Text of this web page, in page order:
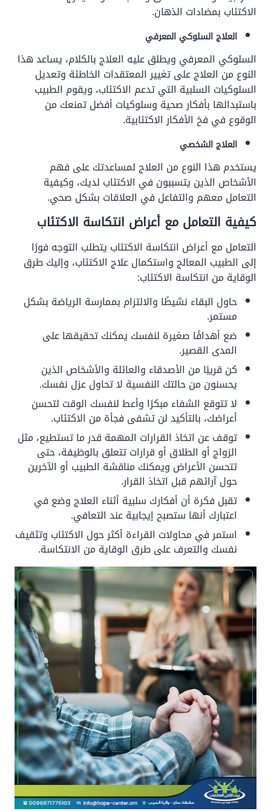
الاكتئاب بمضادات الذهان.
العلاج السلوكي المعرفي
السلوكي المعرفي ويطلق عليه العلاج بالكلام، يساعد هذا
النوع من العلاج على تغيير المعتقدات الخاطئة وتعديل
السلوكيات السلبية التي تدعم الاكتئاب، ويقوم الطبيب
باستبدالها بأفكار صحية وسلوكيات أفضل تمنعك من
الوقوع في فخ الأفكار الاكتئابية.
العلاج الشخصي
يستخدم هذا النوع من العلاج لمساعدتك على فهم
الأشخاص الذين يتسببون في الاكتئاب لديك، وكيفية
التعامل معهم والتفاعل في العلاقات بشكل صحي.
كيفية التعامل مع أعراض انتكاسة الاكتئاب
التعامل مع أعراض انتكاسة الاكتئاب يتطلب التوجه فورًا
إلى الطبيب المعالج واستكمال علاج الاكتئاب، وإليك طرق
الوقاية من انتكاسة الاكتئاب:
حاول البقاء نشيطًا والالتزام بممارسة الرياضة بشكل
مستمر.
ضع أهدافًا صغيرة لنفسك يمكنك تحقيقها على
المدى القصير.
كن قريبًا من الأصدقاء والعائلة والأشخاص الذين
يحسنون من حالتك النفسية لا تحاول عزل نفسك.
لا تتوقع الشفاء مبكرًا وأعط لنفسك الوقت لتحسن
أعراضك، بالتأكيد لن تشفى فجأة من الاكتئاب.
توقف عن اتخاذ القرارات المهمة قدر ما تستطيع، مثل
الزواج أو الطلاق أو قرارات تتعلق بالوظيفة، حتى
تتحسن الأعراض ويمكنك مناقشة الطبيب أو الآخرين
حول آرائهم قبل اتخاذ القرار.
تقبل فكرة أن أفكارك سلبية أثناء العلاج وضع في
اعتبارك أنها ستصبح إيجابية عند التعافي.
استمر في محاولات القراءة أكثر حول الاكتئاب وتثقيف
نفسك والتعرف على طرق الوقاية من الانتكاسة.